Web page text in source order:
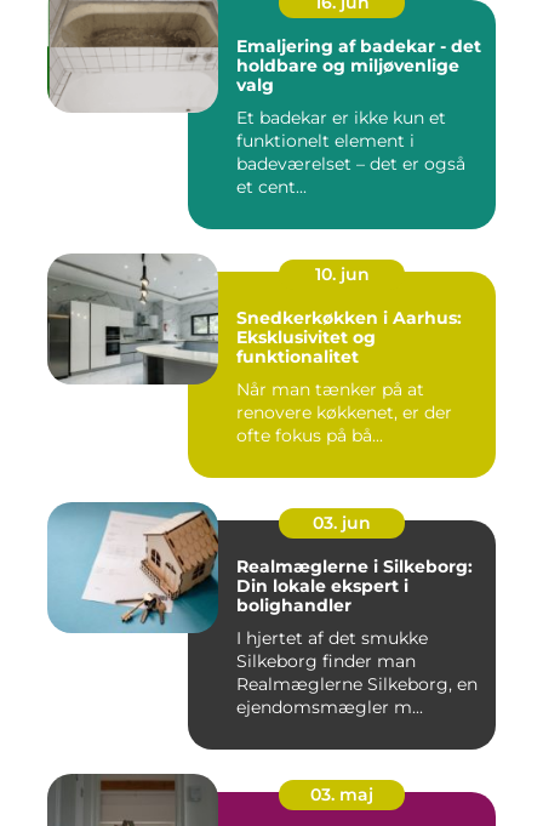
Emaljering af badekar - det
holdbare og miljøvenlige
valg
Et badekar er ikke kun et
funktionelt element i
badeværelset – det er også
et cent...
10. jun
Snedkerkøkken i Aarhus:
Eksklusivitet og
funktionalitet
Når man tænker på at
renovere køkkenet, er der
ofte fokus på bå...
03. jun
Realmæglerne i Silkeborg:
Din lokale ekspert i
bolighandler
I hjertet af det smukke
Silkeborg finder man
Realmæglerne Silkeborg, en
ejendomsmægler m...
03. maj